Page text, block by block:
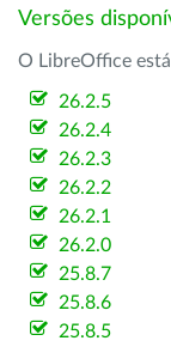
Versões
O LibreOffice
26.2.5
26.2.4
26.2.3
26.2.2
26.2.1
26.2.0
25.8.7
25.8.6
25.8.5